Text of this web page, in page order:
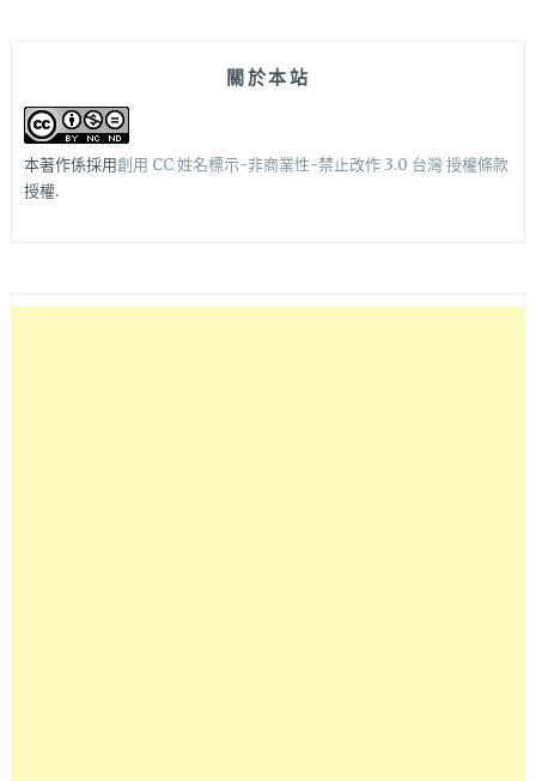
關於本站
本著作係採用創用 CC 姓名標示-非商業性-禁止改作 3.0 台灣 授權條款
授權.